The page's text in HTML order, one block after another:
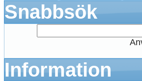
Snabbsök
Information